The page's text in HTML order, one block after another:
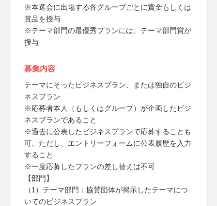
※本選会に出場する各グループごとに賞金もしくは
賞品を授与
※テーマ部門の最優秀プランには、テーマ部門賞が
授与
募集内容
テーマにそったビジネスプラン、または独自のビジ
ネスプラン
※応募者本人（もしくはグループ）が企画したビジ
ネスプランであること
※過去に公表したビジネスプランで応募することも
可、ただし、エントリーフォームに公表履歴を入力
すること
※一度応募したプランの差し替えは不可
【部門】
（1）テーマ部門：協賛団体が掲示したテーマにつ
いてのビジネスプラン